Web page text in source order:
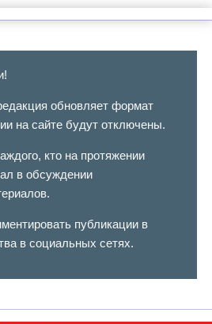
обновляет формат
на сайте будут отключены.
кто на протяжении
в обсуждении
публикации в
в социальных сетях.